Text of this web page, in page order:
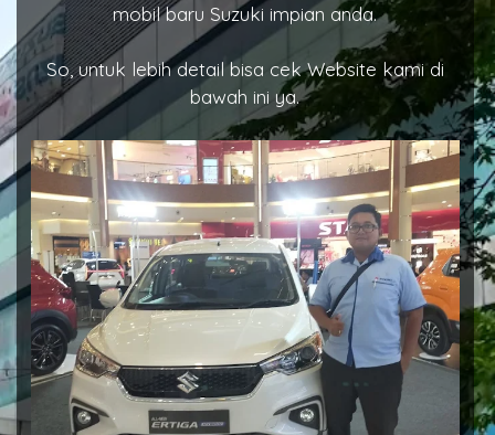
mobil baru Suzuki impian anda.
So, untuk lebih detail bisa cek Website kami di
bawah ini ya.